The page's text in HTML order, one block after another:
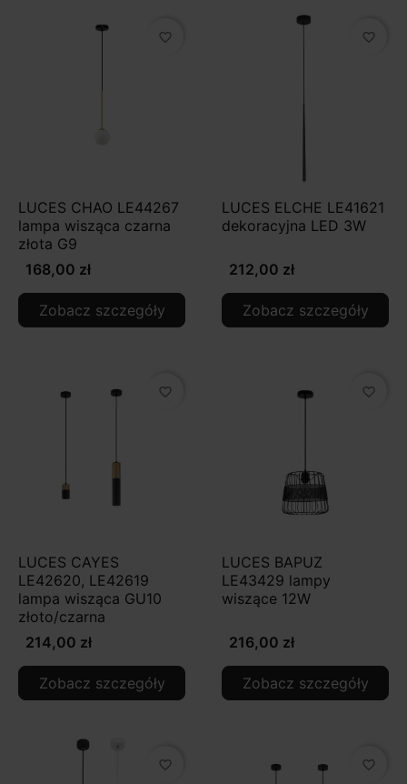
favorite_border
LUCES CHAO LE44267
lampa wisząca czarna
złota G9
168,00 zł
Zobacz szczegóły
favorite_border
LUCES ELCHE LE41621
dekoracyjna LED 3W
212,00 zł
Zobacz szczegóły
favorite_border
LUCES CAYES
LE42620, LE42619
lampa wisząca GU10
złoto/czarna
214,00 zł
Zobacz szczegóły
favorite_border
LUCES BAPUZ
LE43429 lampy
wiszące 12W
216,00 zł
Zobacz szczegóły
favorite_border favorite_border